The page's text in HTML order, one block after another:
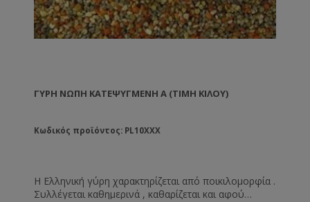
ΓΎΡΗ ΝΩΠΉ ΚΑΤΕΨΥΓΜΈΝΗ Α (ΤΙΜΉ ΚΙΛΟΎ)
Κωδικός προϊόντος: PL10XXX
Η Ελληνική γύρη χαρακτηρίζεται από ποικιλομορφία .
Συλλέγεται καθημερινά , καθαρίζεται και αφού